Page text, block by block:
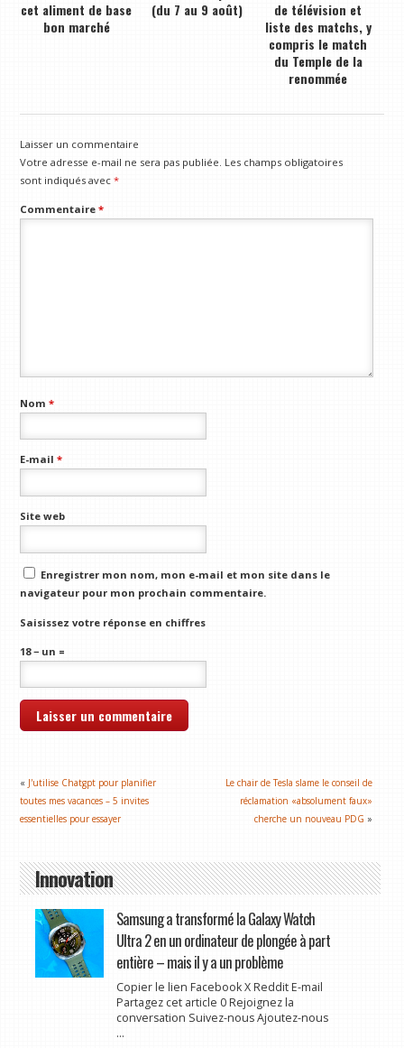
cet aliment de base
bon marché
(du 7 au 9 août)
de télévision et
liste des matchs, y
compris le match
du Temple de la
renommée
Laisser un commentaire
Votre adresse e-mail ne sera pas publiée. Les champs obligatoires
sont indiqués avec*
Commentaire*
Nom*
E-mail*
Site web
Enregistrer mon nom, mon e-mail et mon site dans le
navigateur pour mon prochain commentaire.
Saisissez votre réponse en chiffres
18 − un =
« J'utilise Chatgpt pour planifier
toutes mes vacances – 5 invites
essentielles pour essayer
Le chair de Tesla slame le conseil de
réclamation «absolument faux»
cherche un nouveau PDG »
Innovation
Samsung a transformé la Galaxy Watch
Ultra 2 en un ordinateur de plongée à part
entière – mais il y a un problème
Copier le lien Facebook X Reddit E-mail
Partagez cet article 0 Rejoignez la
conversation Suivez-nous Ajoutez-nous
...